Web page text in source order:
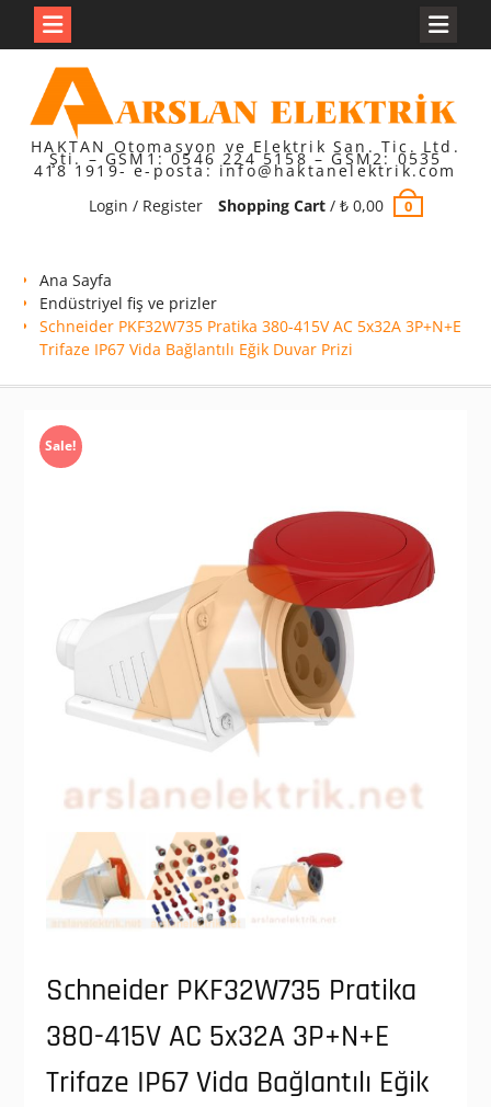
content
HAKTAN Otomasyon ve Elektrik San. Tic. Ltd.
Şti. – GSM1: 0546 224 5158 – GSM2: 0535
418 1919- e-posta: info@haktanelektrik.com
Login / Register
Shopping Cart/ ₺0,00 0
Ana Sayfa
Endüstriyel fiş ve prizler
Schneider PKF32W735 Pratika 380-415V AC 5x32A 3P+N+E
Trifaze IP67 Vida Bağlantılı Eğik Duvar Prizi
Sale!
Schneider PKF32W735 Pratika
380-415V AC 5x32A 3P+N+E
Trifaze IP67 Vida Bağlantılı Eğik